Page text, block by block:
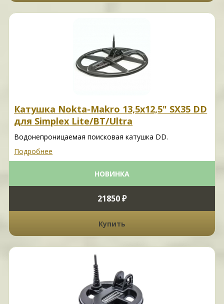
Катушка Nokta-Makro 13,5x12,5" SX35 DD
для Simplex Lite/BT/Ultra
Водонепроницаемая поисковая катушка DD.
Подробнее
НОВИНКА
21850 ₽
Купить